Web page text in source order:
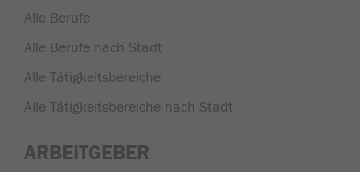
Alle Berufe
Alle Berufe nach Stadt
Alle Tätigkeitsbereiche
Alle Tätigkeitsbereiche nach Stadt
ARBEITGEBER